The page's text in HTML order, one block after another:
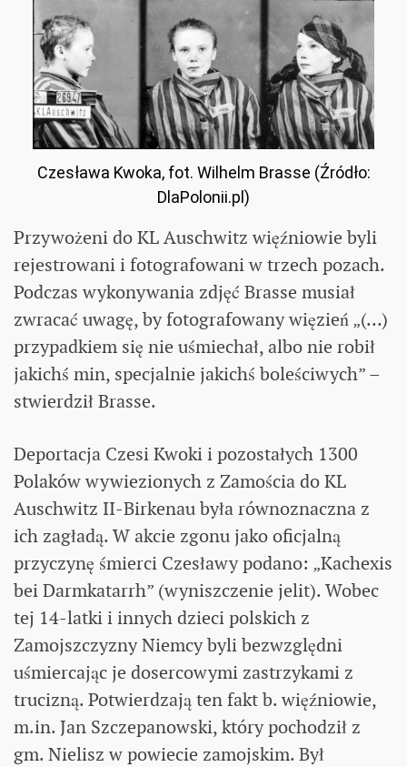
Czesława Kwoka, fot. Wilhelm Brasse (Źródło:
DlaPolonii.pl)
Przywożeni do KL Auschwitz więźniowie byli
rejestrowani i fotografowani w trzech pozach.
Podczas wykonywania zdjęć Brasse musiał
zwracać uwagę, by fotografowany więzień „(…)
przypadkiem się nie uśmiechał, albo nie robił
jakichś min, specjalnie jakichś boleściwych” –
stwierdził Brasse.
Deportacja Czesi Kwoki i pozostałych 1300
Polaków wywiezionych z Zamościa do KL
Auschwitz II-Birkenau była równoznaczna z
ich zagładą. W akcie zgonu jako oficjalną
przyczynę śmierci Czesławy podano: „Kachexis
bei Darmkatarrh” (wyniszczenie jelit). Wobec
tej 14-latki i innych dzieci polskich z
Zamojszczyzny Niemcy byli bezwzględni
uśmiercając je dosercowymi zastrzykami z
trucizną. Potwierdzają ten fakt b. więźniowie,
m.in. Jan Szczepanowski, który pochodził z
gm. Nielisz w powiecie zamojskim. Był